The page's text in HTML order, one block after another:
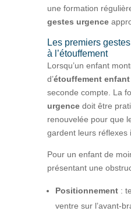
une formation
gestes urgence
Les premiers
à l’étouffement
Lorsqu’un enfant
d’étouffement
seconde compte. La
urgencedoit être
renouvelée pour que
gardent leurs réflexes
Pour un enfant de
présentant une
Positionnement:
ventre sur l’avant-